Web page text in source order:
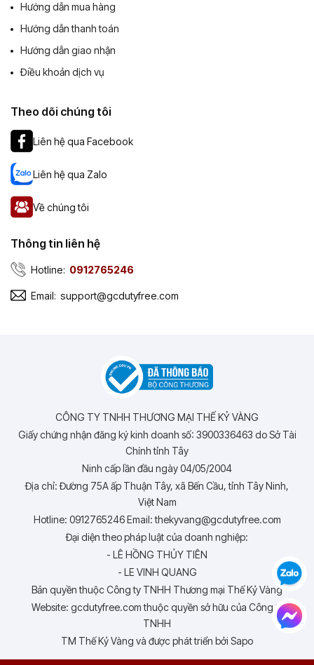
Hướng dẫn mua hàng
Hướng dẫn thanh toán
Hướng dẫn giao nhận
Điều khoản dịch vụ
Theo dõi chúng tôi
Liên hệ qua Facebook
Liên hệ qua Zalo
Về chúng tôi
Thông tin liên hệ
Hotline: 0912765246
Email: support@gcdutyfree.com
CÔNG TY TNHH THƯƠNG MẠI THẾ KỶ VÀNG
Giấy chứng nhận đăng ký kinh doanh số: 3900336463 do Sở Tài
Chính tỉnh Tây
Ninh cấp lần đầu ngày 04/05/2004
Địa chỉ: Đường 75A ấp Thuận Tây, xã Bến Cầu, tỉnh Tây Ninh,
Việt Nam
Hotline: 0912765246 Email: thekyvang@gcdutyfree.com
Đại diện theo pháp luật của doanh nghiệp:
- LÊ HỒNG THỦY TIÊN
- LE VINH QUANG
Bản quyền thuộc Công ty TNHH Thương mại Thế Kỷ Vàng
Website: gcdutyfree.com thuộc quyền sở hữu của Công ty
TNHH
TM Thế Kỷ Vàng và được phát triển bởi Sapo